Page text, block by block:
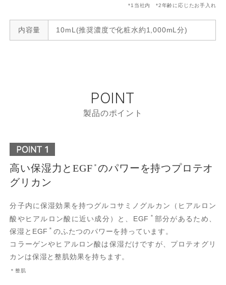
*1当社内 *2年齢に応じたお手入れ
内容量 10mL(推奨濃度で化粧水約1,000mL分)
POINT
製品のポイント
高い保湿力とEGF ＊ のパワーを持つプロテオ
グリカン
分子内に保湿効果を持つグルコサミノグルカン（ヒアルロン
酸やヒアルロン酸に近い成分）と、EGF ＊ 部分があるため、
保湿とEGF ＊ のふたつのパワーを持っています。
コラーゲンやヒアルロン酸は保湿だけですが、プロテオグリ
カンは保湿と整肌効果を持ちます。
＊整肌